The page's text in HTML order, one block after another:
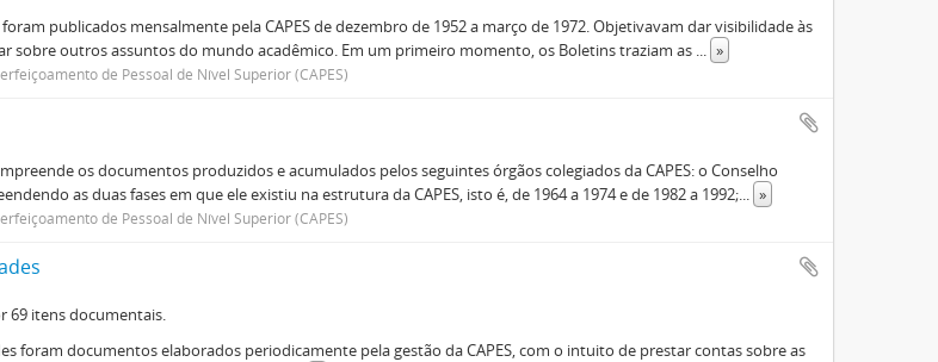
publicados mensalmente pela CAPES de dezembro de 1952 a março de 1972. Objetivavam dar visibilidade às
sobre outros assuntos do mundo acadêmico. Em um primeiro momento, os Boletins traziam as ... »
de Pessoal de Nível Superior (CAPES)
os documentos produzidos e acumulados pelos seguintes órgãos colegiados da CAPES: o Conselho
as duas fases em que ele existiu na estrutura da CAPES, isto é, de 1964 a 1974 e de 1982 a 1992;... »
de Pessoal de Nível Superior (CAPES)
69 itens documentais.
foram documentos elaborados periodicamente pela gestão da CAPES, com o intuito de prestar contas sobre as